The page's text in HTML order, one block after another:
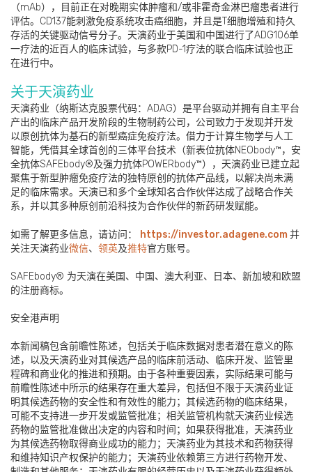
（mAb），目前正在对晚期实体肿瘤和/或非霍奇金淋巴瘤患者进行
评估。CD137能刺激免疫系统攻击癌细胞，并且是T细胞增殖和持久
存活的关键驱动信号分子。天演药业于美国和中国进行了ADG106单
一疗法的近百人的临床试验，与多款PD-1疗法的联合临床试验也正
在进行中。
关于天演药业
天演药业（纳斯达克股票代码：ADAG）是平台驱动并拥有自主平台
产出的临床产品开发阶段的生物制药公司，公司致力于发现并开发
以原创抗体为基石的新型癌症免疫疗法。借力于计算生物学与人工
智能，凭借其全球首创的三体平台技术（新表位抗体NEObody™，安
全抗体SAFEbody®及强力抗体POWERbody™），天演药业已建立起
聚焦于新型肿瘤免疫疗法的独特原创的抗体产品线，以解决尚未满
足的临床需求。天演已和多个全球知名合作伙伴达成了战略合作关
系，并以其多种原创前沿科技为合作伙伴的新药研发赋能。
如需了解更多信息，请访问： https://investor.adagene.com 并
关注天演药业微信、 领英及推特官方账号。
SAFEbody® 为天演在美国、中国、澳大利亚、日本、新加坡和欧盟
的注册商标。
安全港声明
本新闻稿包含前瞻性陈述，包括关于临床数据对患者潜在意义的陈
述，以及天演药业对其候选产品的临床前活动、临床开发、监管里
程碑和商业化的推进和预期。由于各种重要因素，实际结果可能与
前瞻性陈述中所示的结果存在重大差异，包括但不限于天演药业证
明其候选药物的安全性和有效性的能力；其候选药物的临床结果，
可能不支持进一步开发或监管批准；相关监管机构就天演药业候选
药物的监管批准做出决定的内容和时间；如果获得批准，天演药业
为其候选药物取得商业成功的能力；天演药业为其技术和药物获得
和维持知识产权保护的能力；天演药业依赖第三方进行药物开发、